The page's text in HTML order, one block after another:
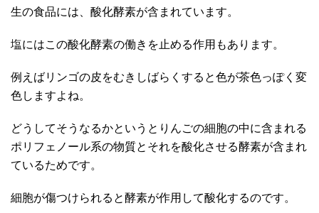
生の食品には、酸化酵素が含まれています。
塩にはこの酸化酵素の働きを止める作用もあります。
例えばリンゴの皮をむきしばらくすると色が茶色っぽく変
色しますよね。
どうしてそうなるかというとりんごの細胞の中に含まれる
ポリフェノール系の物質とそれを酸化させる酵素が含まれ
ているためです。
細胞が傷つけられると酵素が作用して酸化するのです。